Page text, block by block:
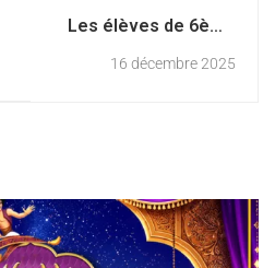
Les élèves de 6ème
Mawtini
16 décembre 2025